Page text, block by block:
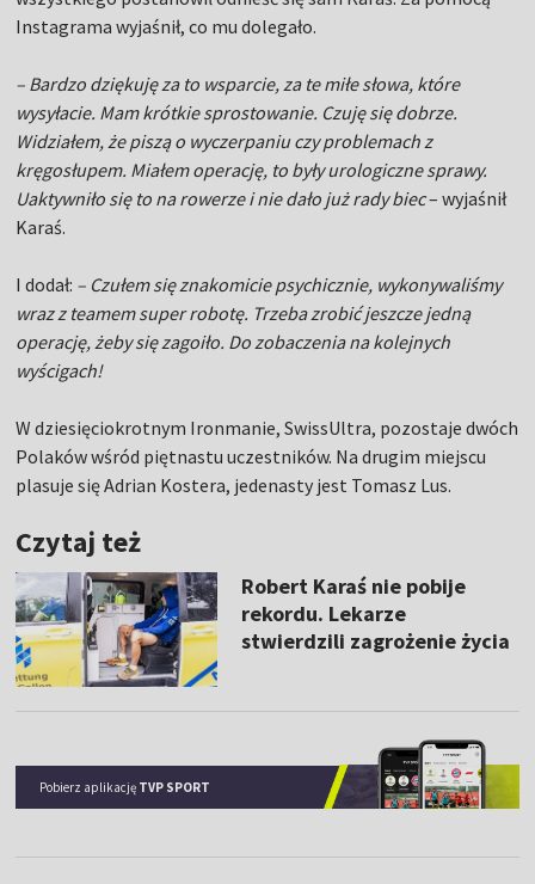
Instagrama wyjaśnił, co mu dolegało.
– Bardzo dziękuję za to wsparcie, za te miłe słowa, które
wysyłacie. Mam krótkie sprostowanie. Czuję się dobrze.
Widziałem, że piszą o wyczerpaniu czy problemach z
kręgosłupem. Miałem operację, to były urologiczne sprawy.
Uaktywniło się to na rowerze i nie dało już rady biec– wyjaśnił
Karaś.
I dodał: – Czułem się znakomicie psychicznie, wykonywaliśmy
wraz z teamem super robotę. Trzeba zrobić jeszcze jedną
operację, żeby się zagoiło. Do zobaczenia na kolejnych
wyścigach!
W dziesięciokrotnym Ironmanie, SwissUltra, pozostaje dwóch
Polaków wśród piętnastu uczestników. Na drugim miejscu
plasuje się Adrian Kostera, jedenasty jest Tomasz Lus.
Czytaj też
Robert Karaś nie pobije
rekordu. Lekarze
stwierdzili zagrożenie życia
Pobierz aplikację TVP SPORT